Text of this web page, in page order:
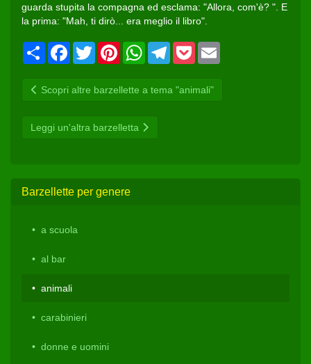
guarda stupita la compagna ed esclama: "Allora, com'è? ". E
la prima: "Mah, ti dirò... era meglio il libro".
CondividiFacebook
Twitter PinterestWhatsAppTelegram
Pocket
Scopri altre barzellette a tema "animali"
Leggi un'altra barzelletta
Barzellette per genere
a scuola
al bar
animali
carabinieri
donne e uomini